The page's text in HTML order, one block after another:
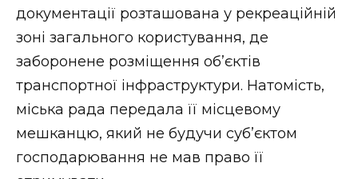
документації розташована у рекреаційній
зоні загального користування, де
заборонене розміщення об’єктів
транспортної інфраструктури. Натомість,
міська рада передала її місцевому
мешканцю, який не будучи суб’єктом
господарювання не мав право її